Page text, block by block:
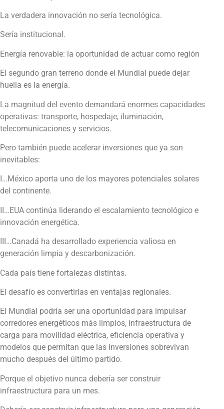
La verdadera innovación no sería tecnológica.
Sería institucional.
Energía renovable: la oportunidad de actuar como región
El segundo gran terreno donde el Mundial puede dejar
huella es la energía.
La magnitud del evento demandará enormes capacidades
operativas: transporte, hospedaje, iluminación,
telecomunicaciones y servicios.
Pero también puede acelerar inversiones que ya son
inevitables:
I…México aporta uno de los mayores potenciales solares
del continente.
II…EUA continúa liderando el escalamiento tecnológico e
innovación energética.
III…Canadá ha desarrollado experiencia valiosa en
generación limpia y descarbonización.
Cada país tiene fortalezas distintas.
El desafío es convertirlas en ventajas regionales.
El Mundial podría ser una oportunidad para impulsar
corredores energéticos más limpios, infraestructura de
carga para movilidad eléctrica, eficiencia operativa y
modelos que permitan que las inversiones sobrevivan
mucho después del último partido.
Porque el objetivo nunca debería ser construir
infraestructura para un mes.